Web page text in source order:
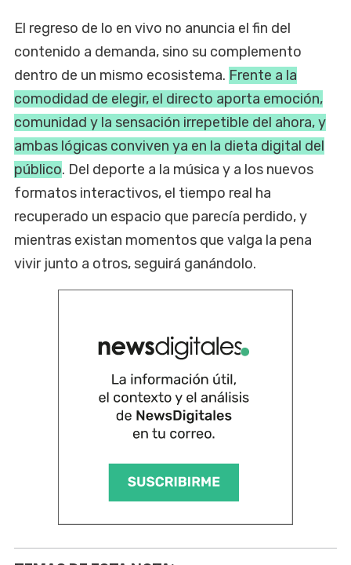
El regreso de lo en vivo no anuncia el fin del
contenido a demanda, sino su complemento
dentro de un mismo ecosistema. Frente a la
comodidad de elegir, el directo aporta emoción,
comunidad y la sensación irrepetible del ahora, y
ambas lógicas conviven ya en la dieta digital del
público. Del deporte a la música y a los nuevos
formatos interactivos, el tiempo real ha
recuperado un espacio que parecía perdido, y
mientras existan momentos que valga la pena
vivir junto a otros, seguirá ganándolo.